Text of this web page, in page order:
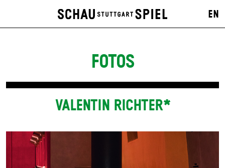
EN
FOTOS
VALENTIN RICHTER*